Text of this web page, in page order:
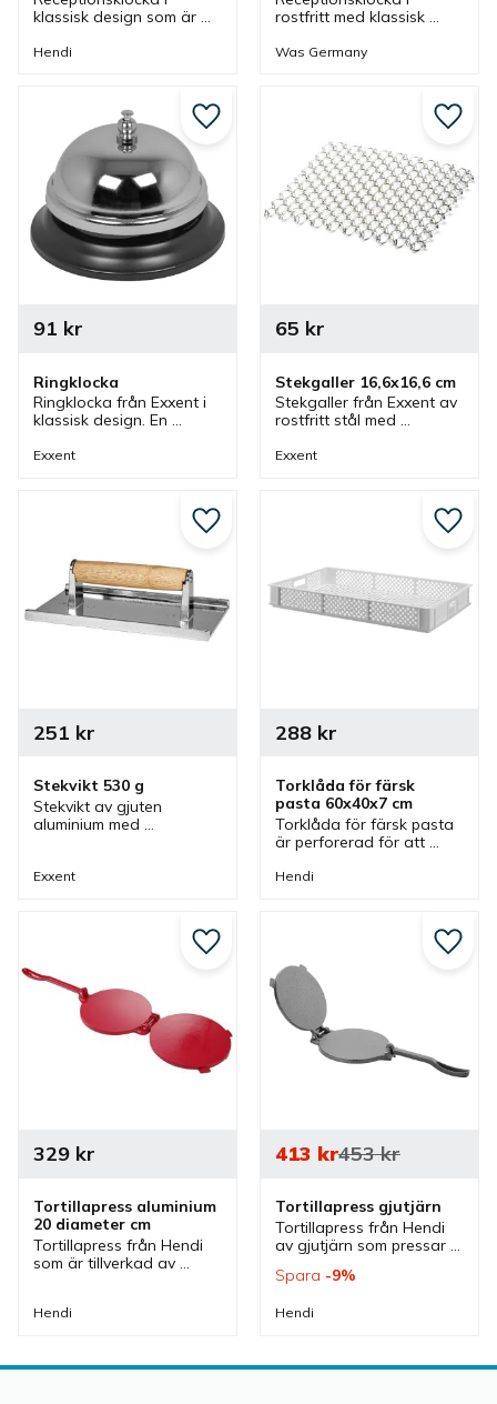
klassisk design som är
En ringlocka som passar
Hendi
rostfritt med klassisk
passar utmärkt vid
Was Germany
Ringklocka
Ringklocka från Exxent i
klassisk design. En
bra i ett restaurangkök
91 kr
Exxent
Lägg till i favoriter
Stekgaller 16,6x16,6 cm
Stekgaller från Exxent av
rostfritt stål med
att vätska och smält fett
65 kr
Exxent
Lägg
Stekvikt 530 g
Stekvikt av gjuten
aluminium med
pressa köttet som då ger
251 kr
Exxent
Lägg till i favoriter
Torklåda för färsk
pasta 60x40x7 cm
Torklåda för färsk pasta
är perforerad för att
torkning som gör den
288kr
Hendi
Lägg
Tortillapress aluminium
20 diameter cm
Tortillapress från Hendi
som är tillverkad av
som är 20 diameter cm
329kr
Hendi
Lägg till i favoriter
Tortillapress gjutjärn
Tortillapress från Hendi
av gjutjärn som pressar
minimal ansträngning
413 kr453kr
Spara 9%
Hendi
Lägg